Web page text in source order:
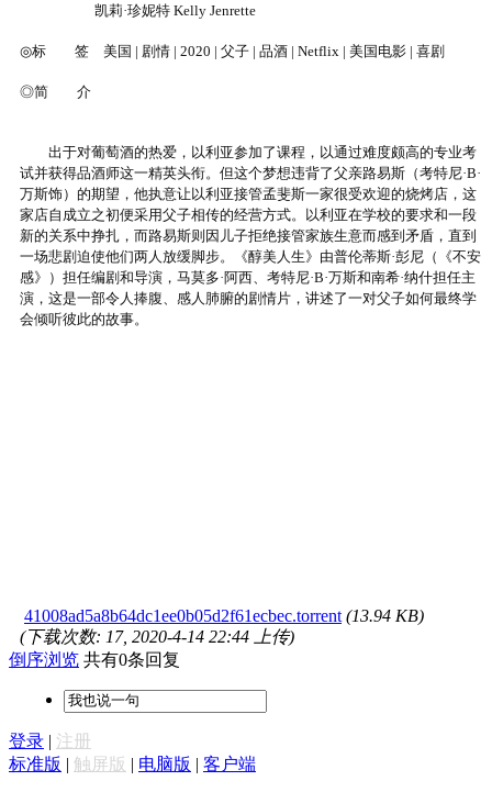
凯莉·珍妮特 Kelly Jenrette
◎标 签 美国 | 剧情 | 2020 | 父子 | 品酒 | Netflix | 美国电影 | 喜剧
◎简 介
出于对葡萄酒的热爱，以利亚参加了课程，以通过难度颇高的专业考
试并获得品酒师这一精英头衔。但这个梦想违背了父亲路易斯（考特尼·B·
万斯饰）的期望，他执意让以利亚接管孟斐斯一家很受欢迎的烧烤店，这
家店自成立之初便采用父子相传的经营方式。以利亚在学校的要求和一段
新的关系中挣扎，而路易斯则因儿子拒绝接管家族生意而感到矛盾，直到
一场悲剧迫使他们两人放缓脚步。《醇美人生》由普伦蒂斯·彭尼（《不安
感》）担任编剧和导演，马莫多·阿西、考特尼·B·万斯和南希·纳什担任主
演，这是一部令人捧腹、感人肺腑的剧情片，讲述了一对父子如何最终学
会倾听彼此的故事。
41008ad5a8b64dc1ee0b05d2f61ecbec.torrent (13.94 KB)
(下载次数: 17, 2020-4-14 22:44 上传)
倒序浏览 共有0条回复
登录 | 注册
标准版 | 触屏版 | 电脑版 | 客户端